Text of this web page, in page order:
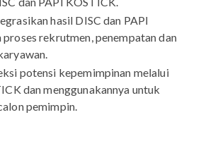
hasil DISC dan PAPI
rekrutmen, penempatan dan
potensi kepemimpinan melalui
dan menggunakannya untuk
pemimpin.